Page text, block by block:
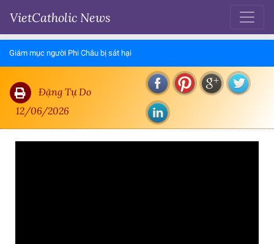
VietCatholic News
Giám mục người Phi Châu bị sát hại
Đặng Tự Do
12/06/2026